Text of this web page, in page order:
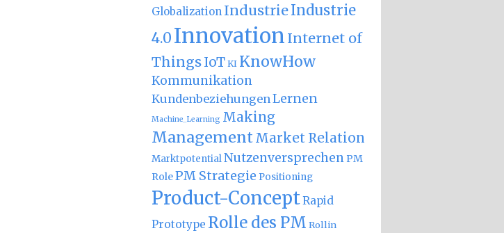
Globalization IndustrieIndustrie
4.0Innovation Internet of
ThingsIoT KI KnowHow
Kommunikation
Kundenbeziehungen Lernen
Machine_Learning Making
Management Market Relation
MarktpotentialNutzenversprechen PM
RolePM Strategie Positioning
Product-ConceptRapid
Prototype Rolle des PM Rollin